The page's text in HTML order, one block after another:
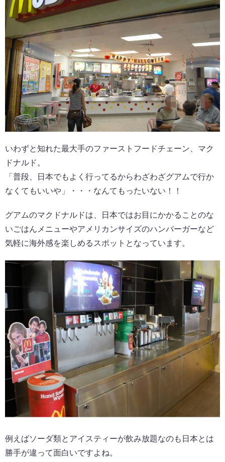
いわずと知れた最大手のファーストフードチェーン、マク
ドナルド。
「普段、日本でもよく行ってるからわざわざグアムで行か
なくてもいいや」・・・なんてもったいない！！
グアムのマクドナルドは、日本ではお目にかかることのな
いごはんメニューやアメリカンサイズのハンバーガーなど
気軽に海外感を楽しめるスポットとなっています。
例えばソーダ類とアイスティーが飲み放題なのも日本とは
勝手が違って面白いですよね。